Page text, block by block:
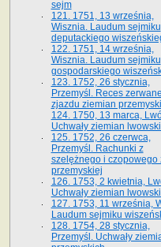
sejm
121. 1751, 13 września,
Wisznia. Laudum sejmiku
deputackiego
122. 1751, 14 września,
Wisznia. Laudum sejmiku
gospodarskiego
123. 1752, 26 stycznia,
Przemyśl. Reces
zjazdu ziemian
124. 1750, 13 marca,
Uchwały ziemian
125. 1752, 26 czerwca,
Przemyśl. Rachunki z
szelężnego i czopowego
przemyskiej
126. 1753, 2 kwietnia,
Uchwały ziemian
127. 1753, 11 września,
Laudum sejmiku
128. 1754, 28 stycznia,
Przemyśl. Uchwały